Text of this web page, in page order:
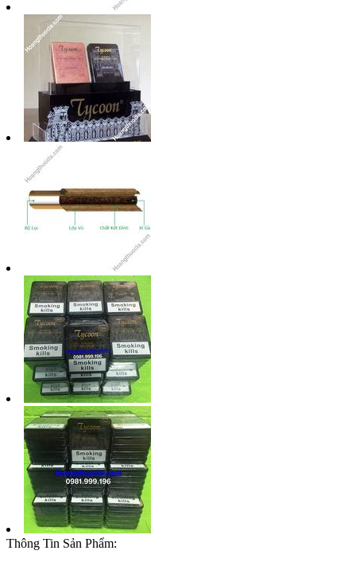
Thông Tin Sản Phẩm: